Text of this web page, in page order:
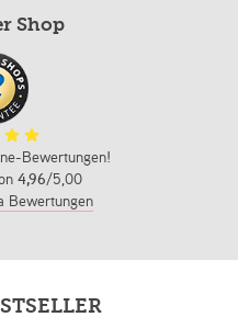
Shop
Bewertungen!
4,96/5,00
Bewertungen